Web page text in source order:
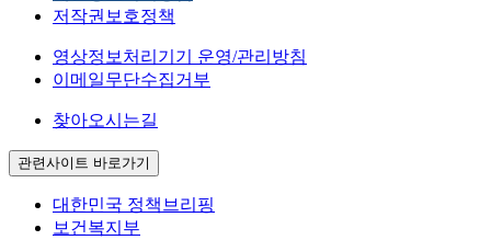
저작권보호정책
영상정보처리기기 운영/관리방침
이메일무단수집거부
찾아오시는길
관련사이트 바로가기
대한민국 정책브리핑
보건복지부